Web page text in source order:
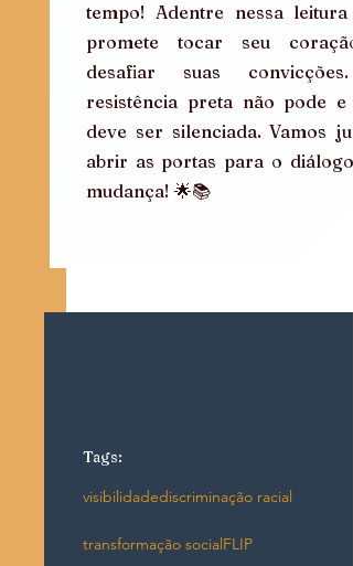
tempo! Adentre nessa leitura
promete tocar seu
desafiar suas
resistência preta não pode e
deve ser silenciada. Vamos
abrir as portas para o diálogo
mudança! 🌟📚
Tags:
visibilidadediscriminação racial
transformação socialFLIP